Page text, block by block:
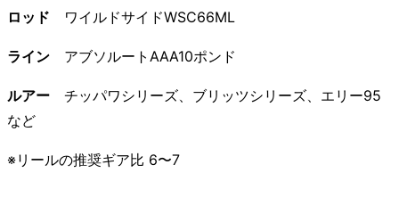
ロッド ワイルドサイドWSC66ML
ライン アブソルートAAA10ポンド
ルアー チッパワシリーズ、ブリッツシリーズ、エリー95
など
※リールの推奨ギア比 6〜7